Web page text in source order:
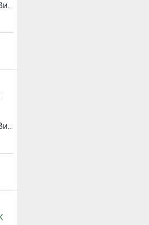
СНЦ144-1/11ВО11-AFК Вилка